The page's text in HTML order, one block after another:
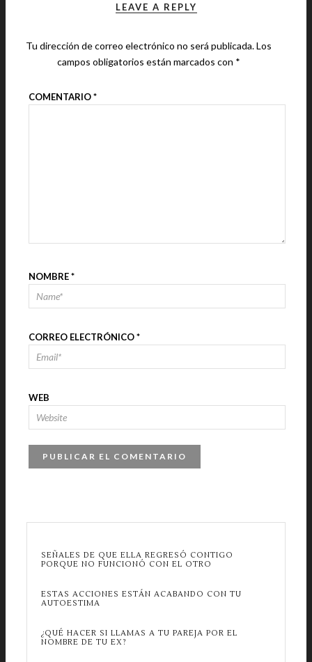
LEAVE A REPLY
Tu dirección de correo electrónico no será publicada.Los
campos obligatorios están marcados con *
COMENTARIO*
NOMBRE*
CORREO ELECTRÓNICO*
WEB
SEÑALES DE QUE ELLA REGRESÓ CONTIGO
PORQUE NO FUNCIONÓ CON EL OTRO
ESTAS ACCIONES ESTÁN ACABANDO CON TU
AUTOESTIMA
¿QUÉ HACER SI LLAMAS A TU PAREJA POR EL
NOMBRE DE TU EX?